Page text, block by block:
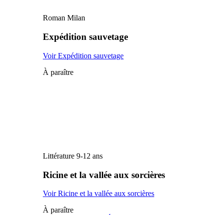
Roman Milan
Expédition sauvetage
Voir Expédition sauvetage
À paraître
Littérature 9-12 ans
Ricine et la vallée aux sorcières
Voir Ricine et la vallée aux sorcières
À paraître